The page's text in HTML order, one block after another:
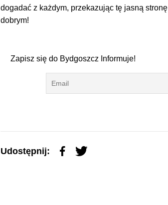
dogadać z każdym, przekazując tę jasną
dobrym!
Zapisz się do Bydgoszcz Informuje!
Udostępnij: